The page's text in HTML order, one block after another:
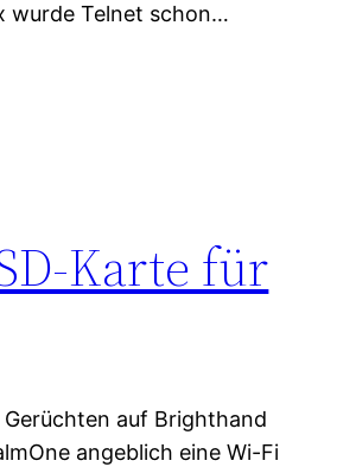
wurde Telnet schon…
Karte für
Gerüchten auf Brighthand
angeblich eine Wi-Fi